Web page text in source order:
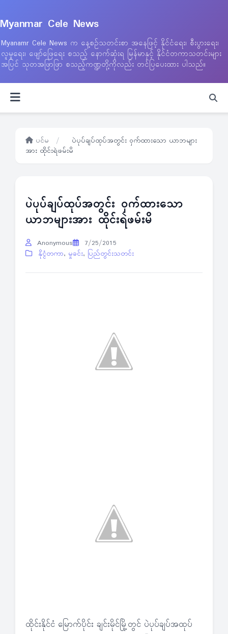
Myanmar Cele News
Myanamr Cele News က နေ့စဉ်သတင်းစာ အနေဖြင့် နိုင်ငံရေး၊ စီးပွားရေး၊
လူမှုရေး၊ ဖျော်ဖြေရေး စသည့် နောက်ဆုံးရ မြန်မာနှင့် နိုင်ငံတကာသတင်းများ
အပြင် သုတအဖြာဖြာ စသည့်ကဏ္ဍတို့ကိုလည်း တင်ပြပေးထား ပါသည်။
ပင်မ /
ပဲပုပ်ချပ်ထုပ်အတွင်း ဝှက်ထားသော ယာဘများ
အား ထိုင်းရဲဖမ်းမိ
ပဲပုပ်ချပ်ထုပ်အတွင်း ဝှက်ထားသော
ယာဘများအား ထိုင်းရဲဖမ်းမိ
Anonymous
7/25/2015
နိုင္ငံတကာ, မှုခင်း, ပြည်တွင်းသတင်း
ထိုင်းနိုင်ငံ မြောက်ပိုင်း ချင်းမိုင်မြို့တွင် ပဲပုပ်ချပ်အထုပ်